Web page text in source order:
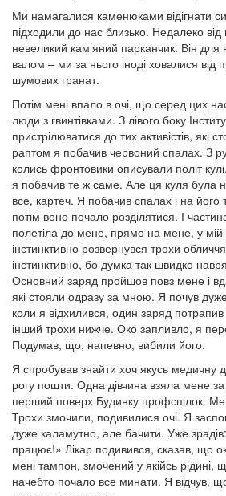
Ми намагалися каменюками відігнати
підходили до нас близько. Недалеко від
невеликий кам’яний парканчик. Він для
валом – ми за нього іноді ховалися від
шумових гранат.
Потім мені впало в очі, що серед цих
люди з гвинтівками. З лівого боку
пристрілюватися до тих активістів, які
раптом я побачив червоний спалах. З
колись фронтовики описували політ
я побачив те ж саме. Але ця куля була
все, картеч. Я побачив спалах і на його
потім воно почало розділятися. І
полетіла до мене, прямо на мене, у мій
інстинктивно розвернувся трохи
інстинктивно, бо думка так швидко
Основний заряд пройшов повз мене і
які стояли одразу за мною. Я почув
коли я відхилився, один заряд
інший трохи нижче. Око запливло, я
Подумав, що, напевно, вибили його.
Я спробував знайти хоч якусь медичну
рогу пошти. Одна дівчина взяла мене
перший поверх Будинку профспілок.
Трохи змочили, подивилися очі. Я
дуже каламутно, але бачити. Уже
працює!» Лікар подивився, сказав, що
мені тампон, змочений у якійсь рідині,
начебто почало все минати. Я відчув,